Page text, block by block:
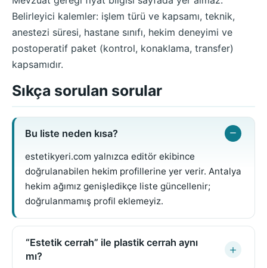
Belirleyici kalemler: işlem türü ve kapsamı, teknik,
anestezi süresi, hastane sınıfı, hekim deneyimi ve
postoperatif paket (kontrol, konaklama, transfer)
kapsamıdır.
Sıkça sorulan sorular
Bu liste neden kısa?
estetikyeri.com yalnızca editör ekibince
doğrulanabilen hekim profillerine yer verir. Antalya
hekim ağımız genişledikçe liste güncellenir;
doğrulanmamış profil eklemeyiz.
“Estetik cerrah” ile plastik cerrah aynı
mı?